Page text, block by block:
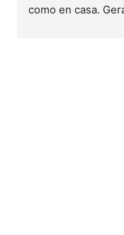
como en casa.